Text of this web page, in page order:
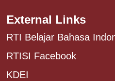
External Links
RTI Belajar Bahasa
RTISI Facebook
KDEI